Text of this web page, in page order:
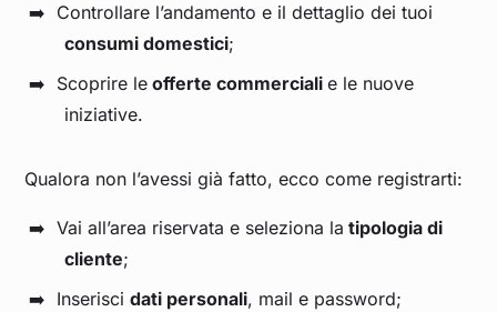
Controllare l’andamento e il dettaglio dei tuoi
consumi domestici;
Scoprire le offerte commerciali e le nuove
iniziative.
Qualora non l’avessi già fatto, ecco come registrarti:
Vai all’area riservata e seleziona la tipologia di
cliente;
Inserisci dati personali, mail e password;